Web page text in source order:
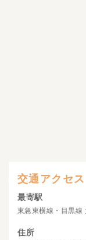
交通アクセス
最寄駅
東急東横線・目黒線
住所